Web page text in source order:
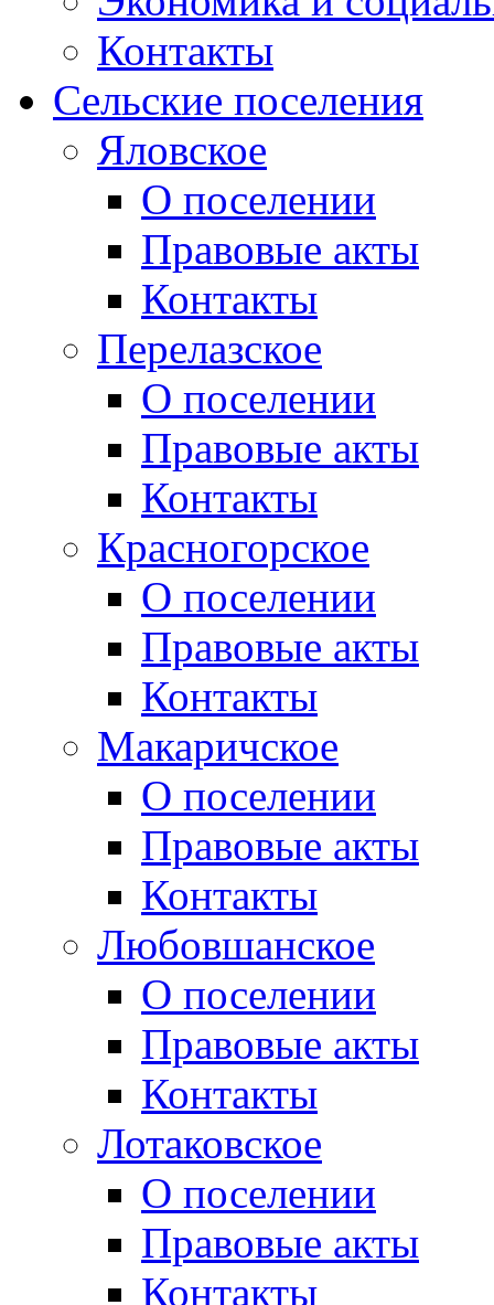
Контакты
Сельские поселения
Яловское
О поселении
Правовые акты
Контакты
Перелазское
О поселении
Правовые акты
Контакты
Красногорское
О поселении
Правовые акты
Контакты
Макаричское
О поселении
Правовые акты
Контакты
Любовшанское
О поселении
Правовые акты
Контакты
Лотаковское
О поселении
Правовые акты
Контакты